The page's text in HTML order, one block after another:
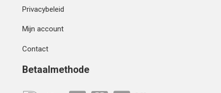
Privacybeleid
Mijn account
Contact
Betaalmethode